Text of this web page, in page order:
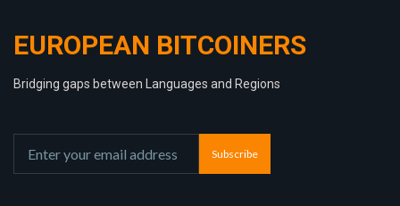
EUROPEAN BITCOINERS
Bridging gaps between Languages and Regions
Subscribe